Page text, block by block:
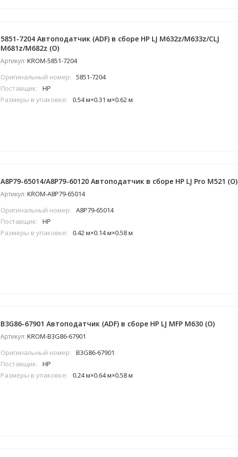
5851-7204 Автоподатчик (ADF) в сборе HP LJ M632z/M633z/CLJ
M681z/M682z (O)
Артикул: KROM-5851-7204
Оригинальный номер:
5851-7204
Поставщик:
HP
Размеры в упаковке:
0.54 м×0.31 м×0.62 м
A8P79-65014/A8P79-60120 Автоподатчик в сборе HP LJ Pro M521 (O)
Артикул: KROM-A8P79-65014
Оригинальный номер:
A8P79-65014
Поставщик:
HP
Размеры в упаковке:
0.42 м×0.14 м×0.58 м
B3G86-67901 Автоподатчик (ADF) в сборе HP LJ MFP M630 (O)
Артикул: KROM-B3G86-67901
Оригинальный номер:
B3G86-67901
Поставщик:
HP
Размеры в упаковке:
0.24 м×0.64 м×0.58 м